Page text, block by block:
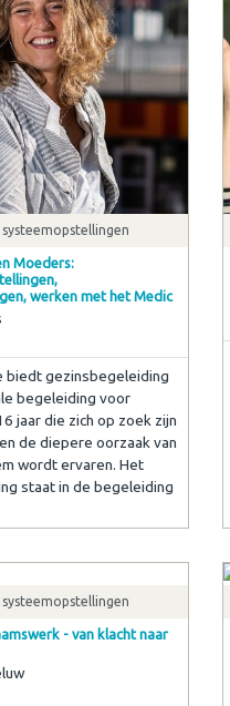
systeemopstellingen
Moeders:
werken met het Medic
biedt gezinsbegeleiding
begeleiding voor
jaar die zich op zoek zijn
de diepere oorzaak van
wordt ervaren. Het
staat in de begeleiding
systeemopstellingen
- van klacht naar